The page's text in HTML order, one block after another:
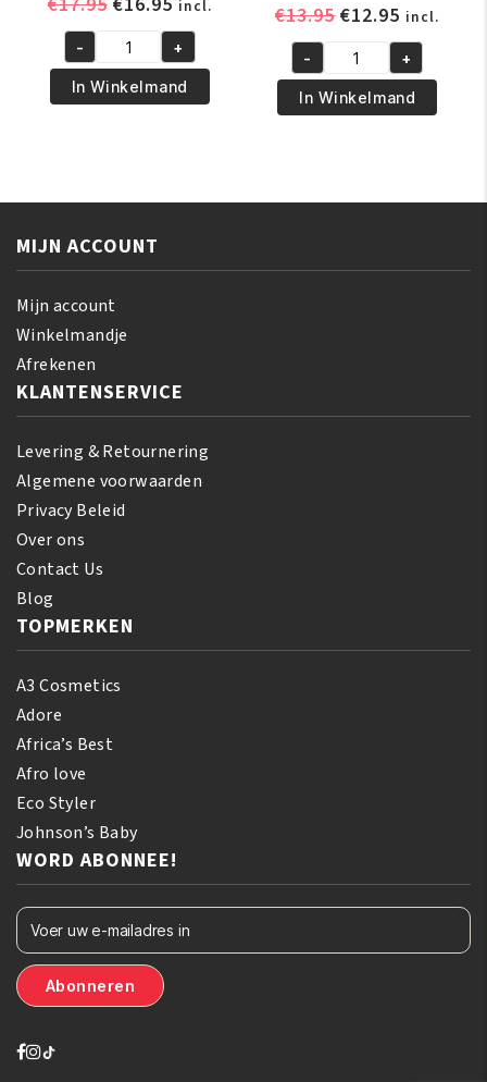
was:
€17.95.
prijs
is:
€16.95.
incl.
A3
Lemon
Face
400ml
aantal
- +
In Winkelmand
€13.95
was:
€13.95.
€12.95 Huidige
prijs
is:
€12.95.
incl.
A3
Lemon
Glycerine
- +
In Winkelmand
MIJN ACCOUNT
Mijn account
Winkelmandje
Afrekenen
KLANTENSERVICE
Levering & Retournering
Algemene voorwaarden
Privacy Beleid
Over ons
Contact Us
Blog
TOPMERKEN
A3 Cosmetics
Adore
Africa’s Best
Afro love
Eco Styler
Johnson’s Baby
WORD ABONNEE!